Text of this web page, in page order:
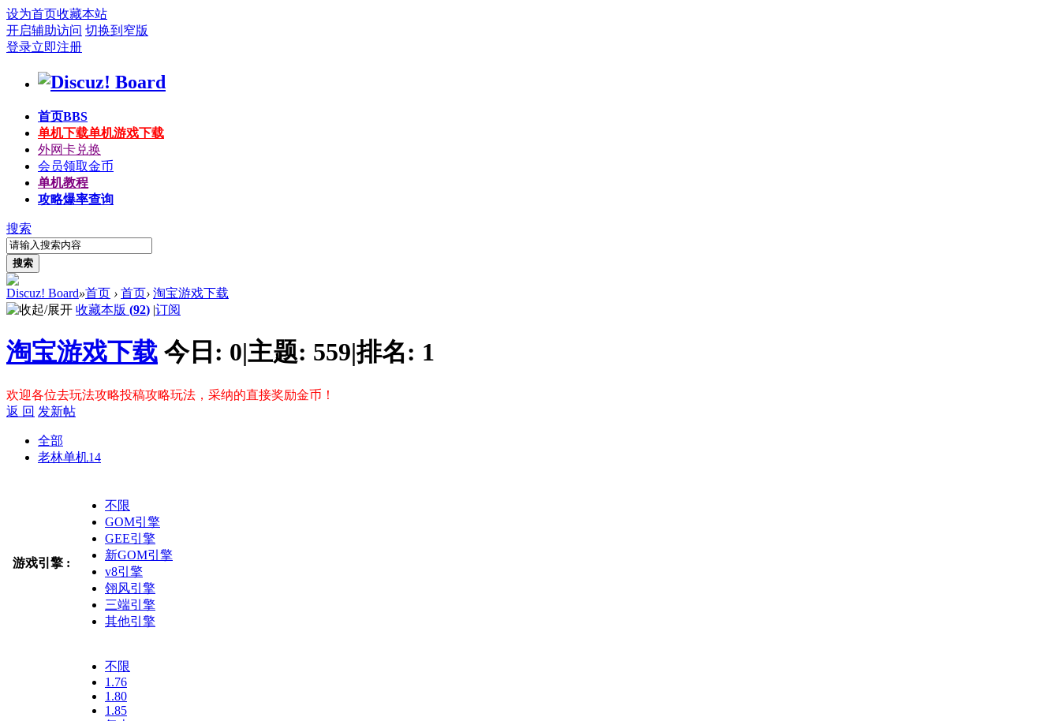
设为首页收藏本站
开启辅助访问 切换到窄版
登录立即注册
首页BBS
单机下载单机游戏下载
外网卡兑换
会员领取金币
单机教程
攻略爆率查询
搜索
搜索
Discuz! Board»首页 › 首页› 淘宝游戏下载
收藏本版 (92) |订阅
淘宝游戏下载 今日: 0|主题: 559|排名: 1
欢迎各位去玩法攻略投稿攻略玩法，采纳的直接奖励金币！
返 回 发新帖
全部
老林单机14
游戏引擎 :
不限
GOM引擎
GEE引擎
新GOM引擎
v8引擎
翎风引擎
三端引擎
其他引擎
不限
1.76
1.80
1.85